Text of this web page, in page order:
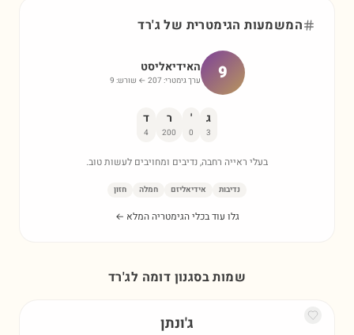
המשמעות הגימטרית שלג'רד
9 האידיאליסט
ערך גימטרי: 207 ← שורש: 9
ג
3
'
0
ר
200
ד
4
בעלי ראייה רחבה, נדיבים ומחויבים לעשות טוב.
נדיבות אידיאליזם חמלה חזון
גלו עוד בכלי הגימטריה המלא ←
שמות בסגנון דומה לג'רד
ג'ונתן